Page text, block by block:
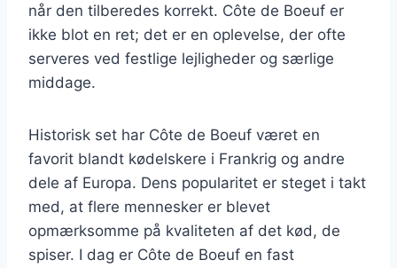
når den tilberedes korrekt. Côte de Boeuf er
ikke blot en ret; det er en oplevelse, der ofte
serveres ved festlige lejligheder og særlige
middage.
Historisk set har Côte de Boeuf været en
favorit blandt kødelskere i Frankrig og andre
dele af Europa. Dens popularitet er steget i takt
med, at flere mennesker er blevet
opmærksomme på kvaliteten af det kød, de
spiser. I dag er Côte de Boeuf en fast